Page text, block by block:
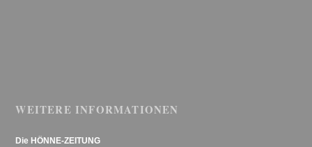
WEITERE INFORMATIONEN
Die HÖNNE-ZEITUNG